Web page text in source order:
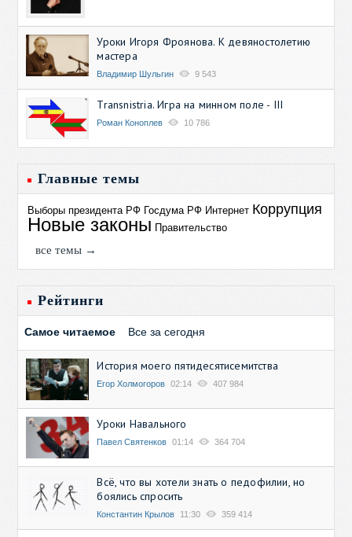
Уроки Игоря Фроянова. К девяностолетию
мастера
Владимир Шульгин 9 543
Transnistria. Игра на минном поле - III
Роман Коноплев 10 786
Главные темы
Выборы президента РФ Госдума РФ Интернет Коррупция
Новые законы Правительство
все темы →
Рейтинги
Самое читаемое Все за сегодня
История моего пятидесятисемитства
Егор Холмогоров 02:14 407 984
Уроки Навального
Павел Святенков 01:14 364 704
Всё, что вы хотели знать о педофилии, но
боялись спросить
Константин Крылов 11:30 359 414